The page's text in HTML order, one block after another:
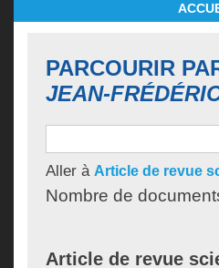
PARCOURIR
JEAN-
Aller à Article de revue
Nombre de
Article de revue